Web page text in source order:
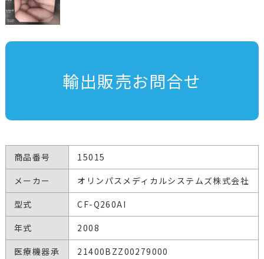
輸出販売お問合せ
商品番号
15015
メーカー
オリンパスメディカルシステムズ株式会社
型式
CF-Q260AI
年式
2008
医療機器承
21400BZZ00279000